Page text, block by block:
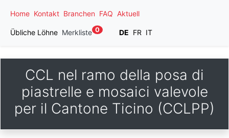
Home Kontakt Branchen FAQ Aktuell
Übliche Löhne Merkliste 0 DE FR IT
CCL nel ramo della posa di
piastrelle e mosaici valevole
per il Cantone Ticino (CCLPP)